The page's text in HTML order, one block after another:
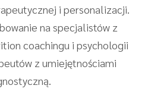
i personalizacji.
na specjalistów z
coachingu i psychologii
z umiejętnościami